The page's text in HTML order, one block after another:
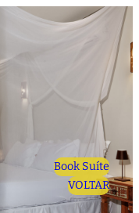
Book Suíte
VOLTAR